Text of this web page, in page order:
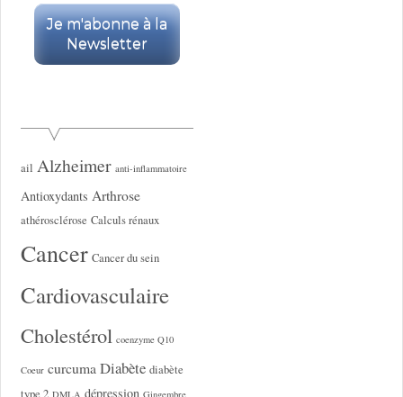
ail Alzheimer anti-inflammatoire
Antioxydants Arthrose
athérosclérose Calculs rénaux
Cancer Cancer du sein
Cardiovasculaire
Cholestérol coenzyme Q10
Coeur curcuma Diabète diabète
type 2 DMLA dépression Gingembre